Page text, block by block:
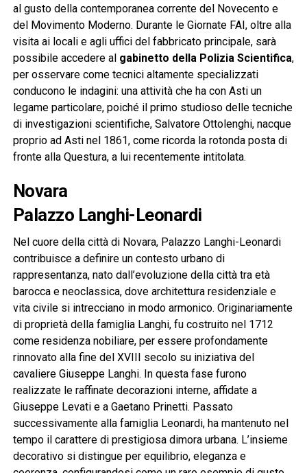
al gusto della contemporanea corrente del Novecento e
del Movimento Moderno. Durante le Giornate FAI, oltre alla
visita ai locali e agli uffici del fabbricato principale, sarà
possibile accedere al gabinetto della Polizia Scientifica,
per osservare come tecnici altamente specializzati
conducono le indagini: una attività che ha con Asti un
legame particolare, poiché il primo studioso delle tecniche
di investigazioni scientifiche, Salvatore Ottolenghi, nacque
proprio ad Asti nel 1861, come ricorda la rotonda posta di
fronte alla Questura, a lui recentemente intitolata.
Novara
Palazzo Langhi-Leonardi
Nel cuore della città di Novara, Palazzo Langhi-Leonardi
contribuisce a definire un contesto urbano di
rappresentanza, nato dall’evoluzione della città tra età
barocca e neoclassica, dove architettura residenziale e
vita civile si intrecciano in modo armonico. Originariamente
di proprietà della famiglia Langhi, fu costruito nel 1712
come residenza nobiliare, per essere profondamente
rinnovato alla fine del XVIII secolo su iniziativa del
cavaliere Giuseppe Langhi. In questa fase furono
realizzate le raffinate decorazioni interne, affidate a
Giuseppe Levati e a Gaetano Prinetti. Passato
successivamente alla famiglia Leonardi, ha mantenuto nel
tempo il carattere di prestigiosa dimora urbana. L’insieme
decorativo si distingue per equilibrio, eleganza e